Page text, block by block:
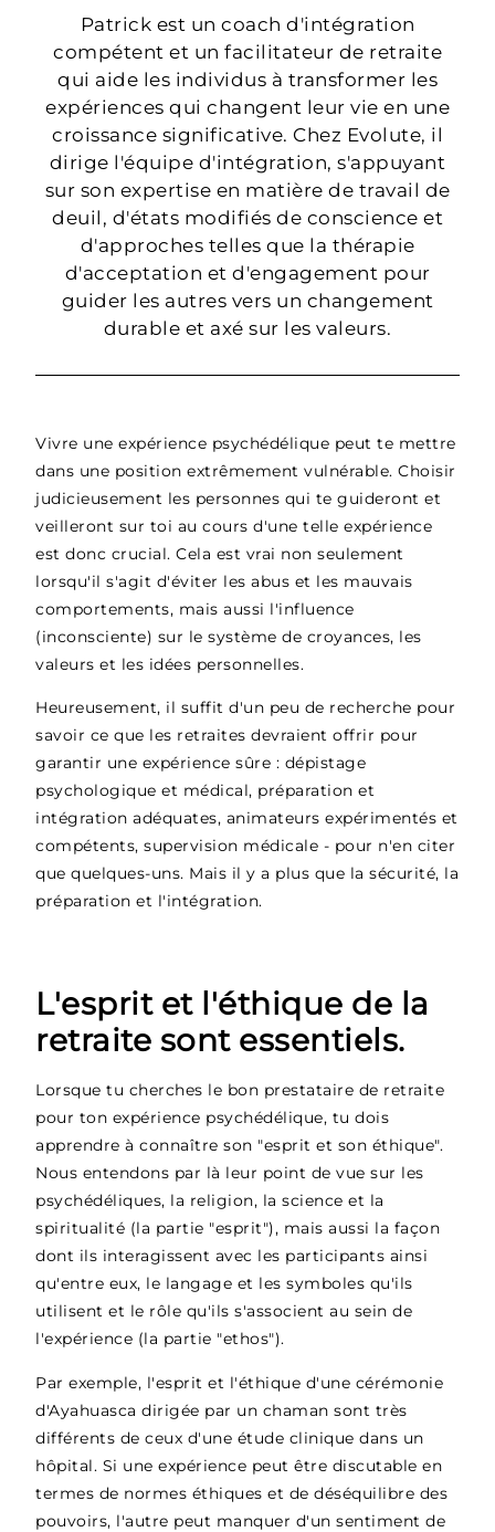
Patrick est un coach d'intégration
compétent et un facilitateur de retraite
qui aide les individus à transformer les
expériences qui changent leur vie en une
croissance significative. Chez Evolute, il
dirige l'équipe d'intégration, s'appuyant
sur son expertise en matière de travail de
deuil, d'états modifiés de conscience et
d'approches telles que la thérapie
d'acceptation et d'engagement pour
guider les autres vers un changement
durable et axé sur les valeurs.
Vivre une expérience psychédélique peut te mettre
dans une position extrêmement vulnérable. Choisir
judicieusement les personnes qui te guideront et
veilleront sur toi au cours d'une telle expérience
est donc crucial. Cela est vrai non seulement
lorsqu'il s'agit d'éviter les abus et les mauvais
comportements, mais aussi l'influence
(inconsciente) sur le système de croyances, les
valeurs et les idées personnelles.
Heureusement, il suffit d'un peu de recherche pour
savoir ce que les retraites devraient offrir pour
garantir une expérience sûre : dépistage
psychologique et médical, préparation et
intégration adéquates, animateurs expérimentés et
compétents, supervision médicale - pour n'en citer
que quelques-uns. Mais il y a plus que la sécurité, la
préparation et l'intégration.
L'esprit et l'éthique de la
retraite sont essentiels.
Lorsque tu cherches le bon prestataire de retraite
pour ton expérience psychédélique, tu dois
apprendre à connaître son "esprit et son éthique".
Nous entendons par là leur point de vue sur les
psychédéliques, la religion, la science et la
spiritualité (la partie "esprit"), mais aussi la façon
dont ils interagissent avec les participants ainsi
qu'entre eux, le langage et les symboles qu'ils
utilisent et le rôle qu'ils s'associent au sein de
l'expérience (la partie "ethos").
Par exemple, l'esprit et l'éthique d'une cérémonie
d'Ayahuasca dirigée par un chaman sont très
différents de ceux d'une étude clinique dans un
hôpital. Si une expérience peut être discutable en
termes de normes éthiques et de déséquilibre des
pouvoirs, l'autre peut manquer d'un sentiment de